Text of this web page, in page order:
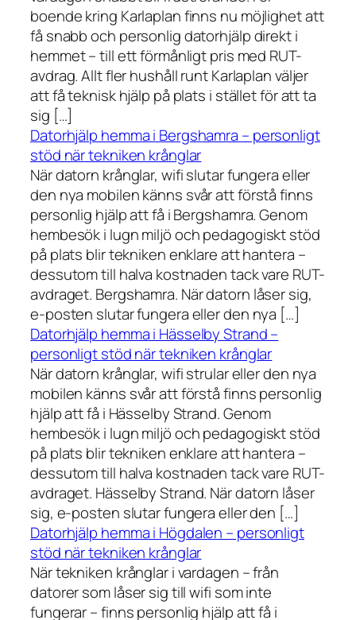
boende kring Karlaplan finns nu möjlighet att
få snabb och personlig datorhjälp direkt i
hemmet – till ett förmånligt pris med RUT-
avdrag. Allt fler hushåll runt Karlaplan väljer
att få teknisk hjälp på plats i stället för att ta
sig […]
Datorhjälp hemma i Bergshamra – personligt
stöd när tekniken krånglar
När datorn krånglar, wifi slutar fungera eller
den nya mobilen känns svår att förstå finns
personlig hjälp att få i Bergshamra. Genom
hembesök i lugn miljö och pedagogiskt stöd
på plats blir tekniken enklare att hantera –
dessutom till halva kostnaden tack vare RUT-
avdraget. Bergshamra. När datorn låser sig,
e-posten slutar fungera eller den nya […]
Datorhjälp hemma i Hässelby Strand –
personligt stöd när tekniken krånglar
När datorn krånglar, wifi strular eller den nya
mobilen känns svår att förstå finns personlig
hjälp att få i Hässelby Strand. Genom
hembesök i lugn miljö och pedagogiskt stöd
på plats blir tekniken enklare att hantera –
dessutom till halva kostnaden tack vare RUT-
avdraget. Hässelby Strand. När datorn låser
sig, e-posten slutar fungera eller den […]
Datorhjälp hemma i Högdalen – personligt
stöd när tekniken krånglar
När tekniken krånglar i vardagen – från
datorer som låser sig till wifi som inte
fungerar – finns personlig hjälp att få i